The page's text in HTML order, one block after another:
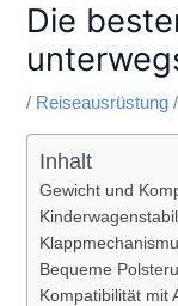
Die
/ Reiseausrüstung
Inhalt
Gewicht und
Bequeme
Kompatibilität mit